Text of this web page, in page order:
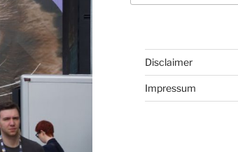
Disclaimer
Impressum